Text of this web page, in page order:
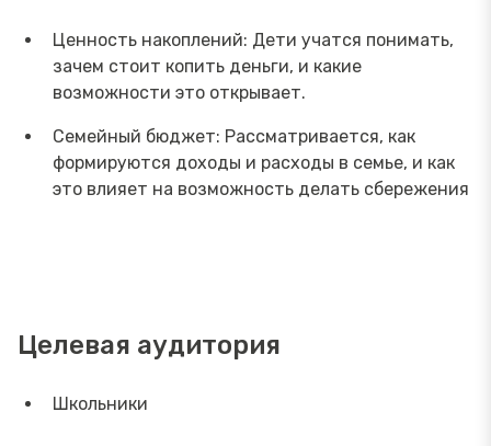
Ценность накоплений: Дети учатся понимать,
зачем стоит копить деньги, и какие
возможности это открывает.
Семейный бюджет: Рассматривается, как
формируются доходы и расходы в семье, и как
это влияет на возможность делать сбережения
Целевая аудитория
Школьники